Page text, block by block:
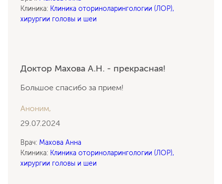
Клиника: Клиника оториноларингологии (ЛОР),
хирургии головы и шеи
Доктор Махова А.Н. - прекрасная!
Большое спасибо за прием!
Аноним,
29.07.2024
Врач: Махова Анна
Клиника: Клиника оториноларингологии (ЛОР),
хирургии головы и шеи